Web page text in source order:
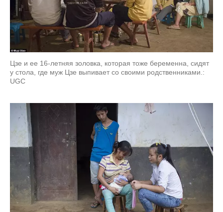
Цзе и ее 16-летняя золовка, которая тоже беременна, сидят
у стола, где муж Цзе выпивает со своими родственниками.:
UGC